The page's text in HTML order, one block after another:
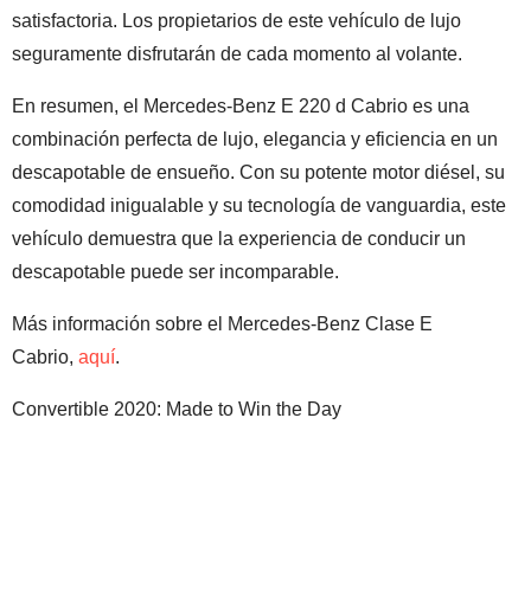
satisfactoria. Los propietarios de este vehículo de lujo
seguramente disfrutarán de cada momento al volante.
En resumen, el Mercedes-Benz E 220 d Cabrio es una
combinación perfecta de lujo, elegancia y eficiencia en un
descapotable de ensueño. Con su potente motor diésel, su
comodidad inigualable y su tecnología de vanguardia, este
vehículo demuestra que la experiencia de conducir un
descapotable puede ser incomparable.
Más información sobre el Mercedes-Benz Clase E
Cabrio, aquí.
Convertible 2020: Made to Win the Day